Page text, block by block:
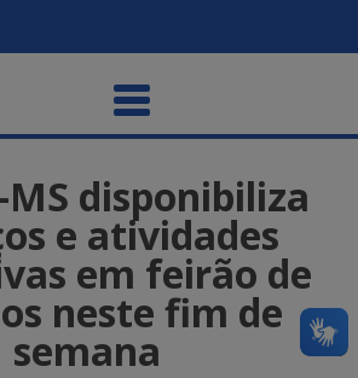
disponibiliza
e atividades
em feirão de
neste fim de
semana